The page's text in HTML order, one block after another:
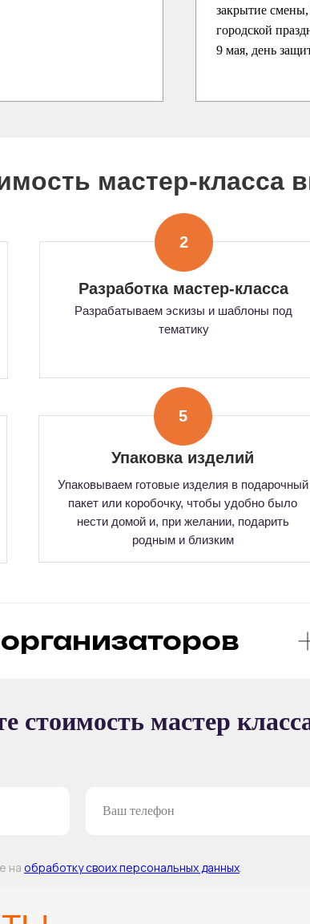
закрытие
городской
9 мая, день
мастер-класса
Разработка мастер-класса
Разрабатываем эскизы и шаблоны под
тематику
2
Упаковка изделий
Упаковываем готовые изделия в подарочный
пакет или коробочку, чтобы удобно было
нести домой и, при желании, подарить
родным и близким
5
стоимость мастер
на обработку своих персональных данных.
КЛАССА